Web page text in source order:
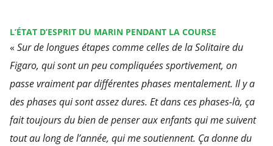
L’ÉTAT D’ESPRIT DU MARIN PENDANT LA COURSE
« Sur de longues étapes comme celles de la Solitaire du
Figaro, qui sont un peu compliquées sportivement, on
passe vraiment par différentes phases mentalement. Il y a
des phases qui sont assez dures. Et dans ces phases-là, ça
fait toujours du bien de penser aux enfants qui me suivent
tout au long de l’année, qui me soutiennent. Ça donne du